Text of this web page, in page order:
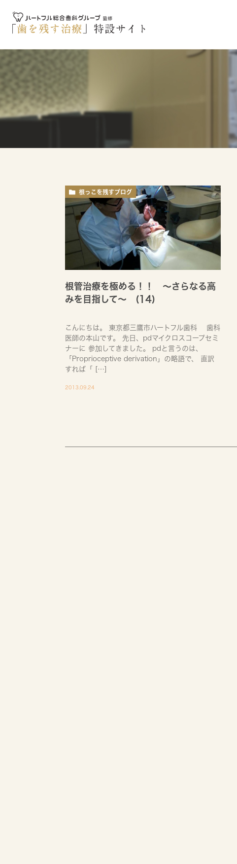
根っこを残すブログ
根管治療を極める！！ ～さらなる高
みを目指して～ (14)
こんにちは。 東京都三鷹市ハートフル歯科 歯科
医師の本山です。 先日、pdマイクロスコープセミ
ナーに 参加してきました。 pdと言うのは、
「Proprioceptive derivation」の略語で、 直訳
すれば「 […]
2013.09.24